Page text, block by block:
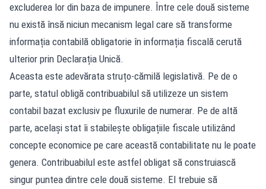
excluderea lor din baza de impunere. Între cele două sisteme
nu există însă niciun mecanism legal care să transforme
informația contabilă obligatorie în informația fiscală cerută
ulterior prin Declarația Unică.
Aceasta este adevărata struțo-cămilă legislativă. Pe de o
parte, statul obligă contribuabilul să utilizeze un sistem
contabil bazat exclusiv pe fluxurile de numerar. Pe de altă
parte, același stat îi stabilește obligațiile fiscale utilizând
concepte economice pe care această contabilitate nu le poate
genera. Contribuabilul este astfel obligat să construiască
singur puntea dintre cele două sisteme. El trebuie să